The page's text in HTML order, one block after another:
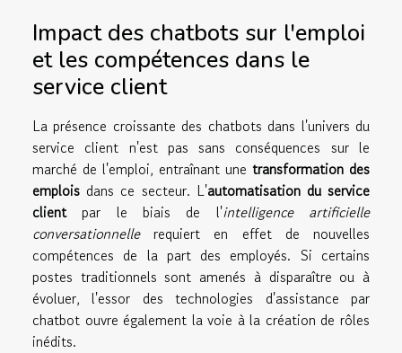
Impact des chatbots sur l'emploi
et les compétences dans le
service client
La présence croissante des chatbots dans l'univers du
service client n'est pas sans conséquences sur le
marché de l'emploi, entraînant une transformation des
emplois dans ce secteur. L'automatisation du service
clientpar le biais de l'intelligence artificielle
conversationnellerequiert en effet de nouvelles
compétences de la part des employés. Si certains
postes traditionnels sont amenés à disparaître ou à
évoluer, l'essor des technologies d'assistance par
chatbot ouvre également la voie à la création de rôles
inédits.